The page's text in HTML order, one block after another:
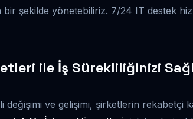
şekilde yönetebiliriz. 7/24 IT destek
ile İş Sürekliliğinizi
ve gelişimi, şirketlerin rekabetçi